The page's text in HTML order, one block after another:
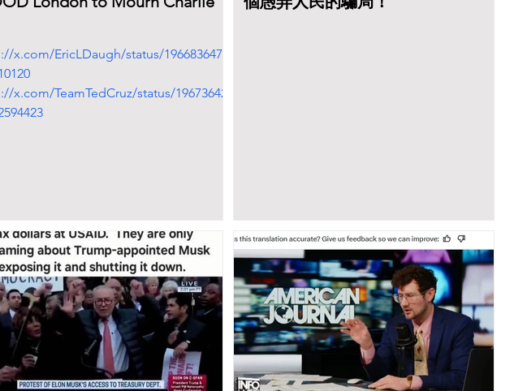
x.com/EricLDaugh/status/1966836475
x.com/TeamTedCruz/status/19673642